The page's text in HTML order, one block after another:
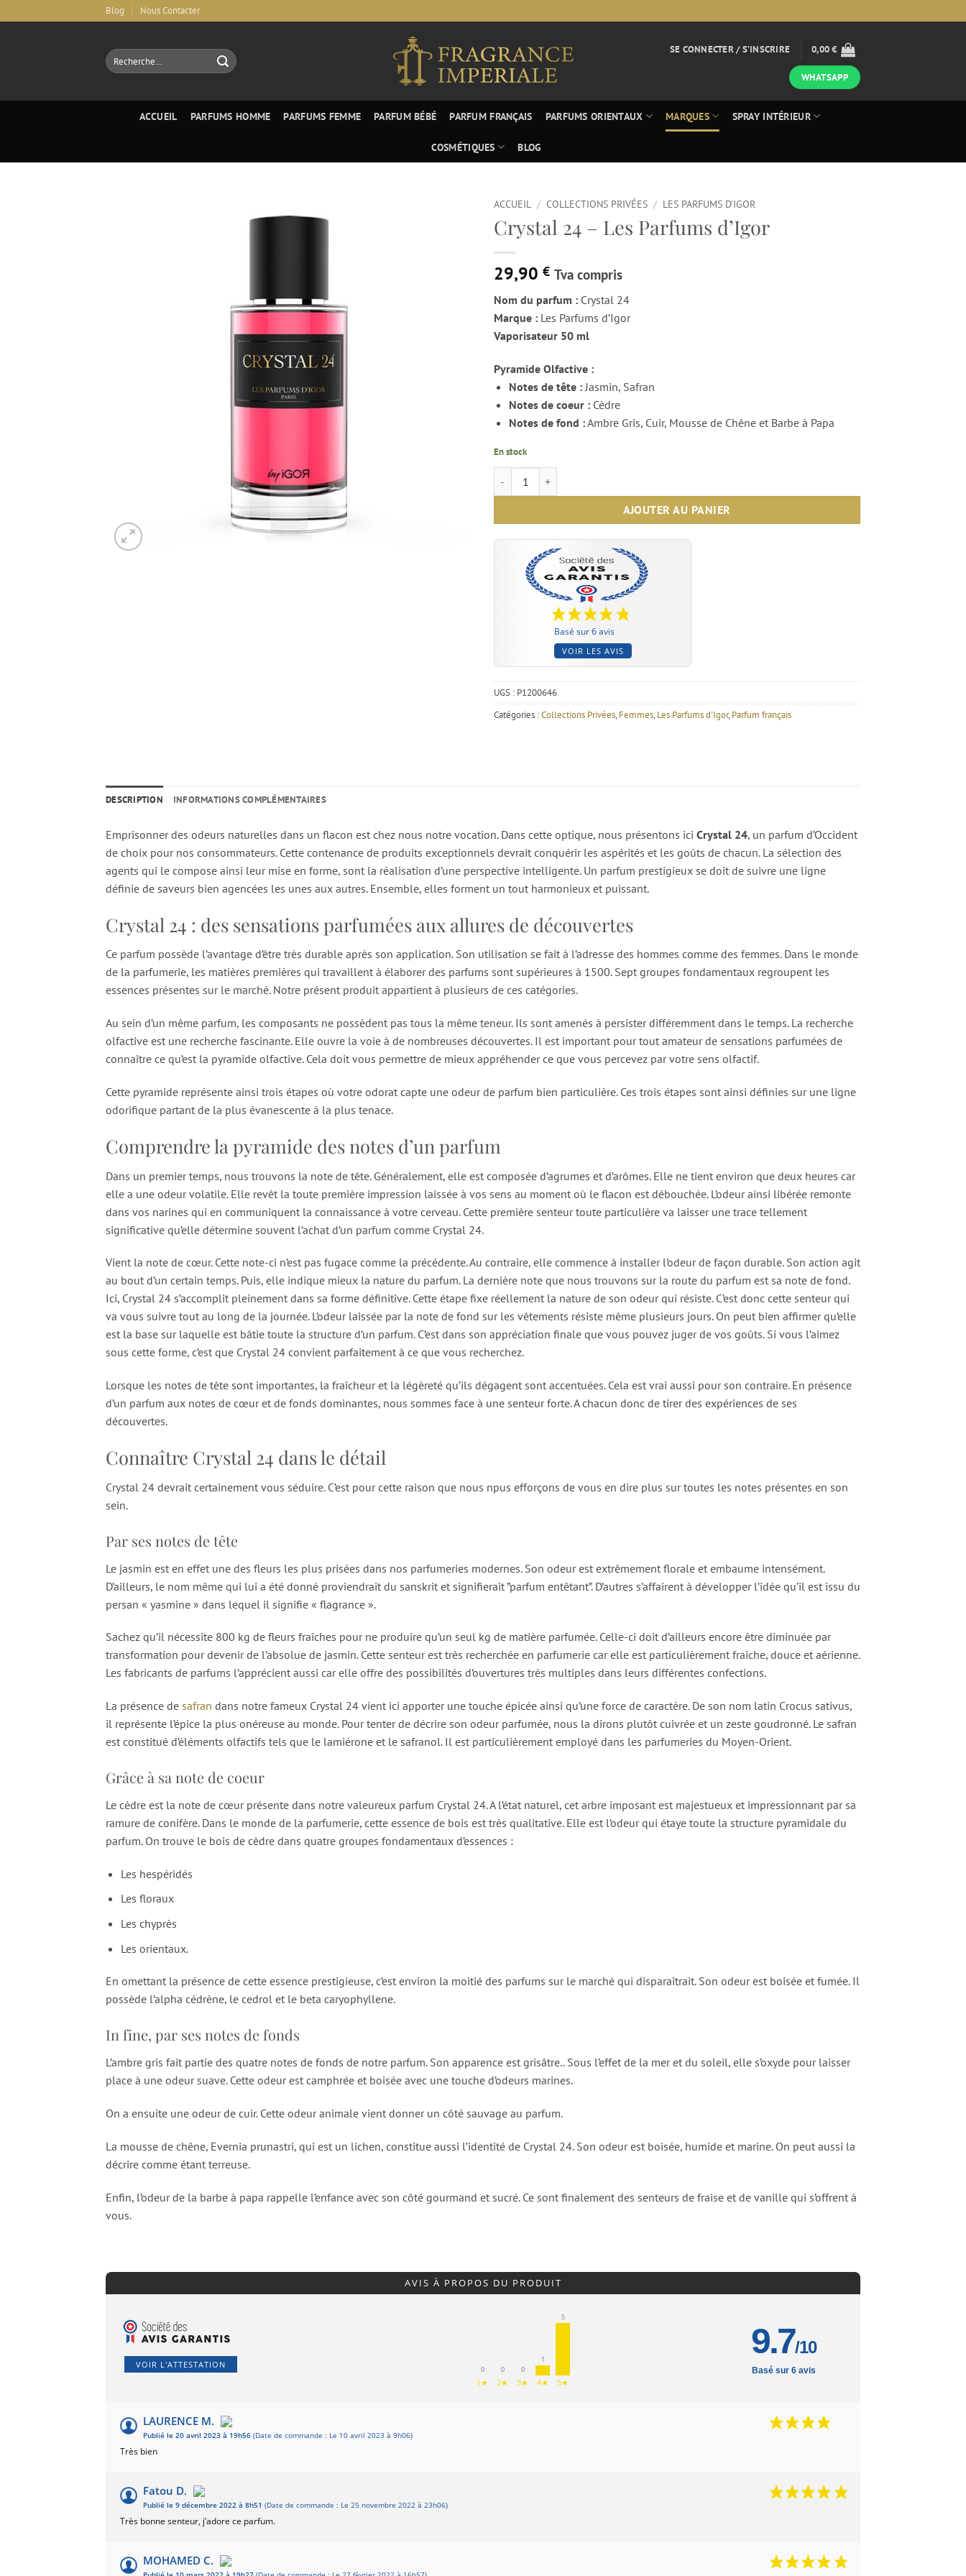
au
Blog Nous Contacter
Recherche
pour :
SE CONNECTER / S’INSCRIRE 0,00€
WHATSAPP
ACCUEIL PARFUMS HOMME PARFUMS FEMME PARFUM BÉBÉ PARFUM FRANÇAIS PARFUMS ORIENTAUX MARQUES SPRAY INTÉRIEUR
COSMÉTIQUES BLOG
ACCUEIL / COLLECTIONS PRIVÉES / LES PARFUMS D'IGOR
Crystal 24 – Les Parfums d’Igor
29,90 € Tva compris
Nom du parfum : Crystal 24
Marque : Les Parfums d’Igor
Vaporisateur 50 ml
Pyramide Olfactive :
Notes de tête :Jasmin, Safran
Notes de coeur :Cèdre
Notes de fond :Ambre Gris, Cuir, Mousse de Chêne et Barbe à Papa
En stock
quantité de Crystal 24 - Les Parfums d'Igor
AJOUTER AU PANIER
Basé sur 6 avis
VOIR LES AVIS
UGS : P1200646
Catégories :Collections Privées, Femmes, Les Parfums d'Igor, Parfum français
DESCRIPTION INFORMATIONS COMPLÉMENTAIRES
Emprisonner des odeurs naturelles dans un flacon est chez nous notre vocation. Dans cette optique, nous présentons ici Crystal 24, un parfum d’Occident
de choix pour nos consommateurs. Cette contenance de produits exceptionnels devrait conquérir les aspérités et les goûts de chacun. La sélection des
agents qui le compose ainsi leur mise en forme, sont la réalisation d’une perspective intelligente. Un parfum prestigieux se doit de suivre une ligne
définie de saveurs bien agencées les unes aux autres. Ensemble, elles forment un tout harmonieux et puissant.
Crystal 24 : des sensations parfumées aux allures de découvertes
Ce parfum possède l’avantage d’être très durable après son application. Son utilisation se fait à l’adresse des hommes comme des femmes. Dans le monde
de la parfumerie, les matières premières qui travaillent à élaborer des parfums sont supérieures à 1500. Sept groupes fondamentaux regroupent les
essences présentes sur le marché. Notre présent produit appartient à plusieurs de ces catégories.
Au sein d’un même parfum, les composants ne possèdent pas tous la même teneur. Ils sont amenés à persister différemment dans le temps. La recherche
olfactive est une recherche fascinante. Elle ouvre la voie à de nombreuses découvertes. Il est important pour tout amateur de sensations parfumées de
connaître ce qu’est la pyramide olfactive. Cela doit vous permettre de mieux appréhender ce que vous percevez par votre sens olfactif.
Cette pyramide représente ainsi trois étapes où votre odorat capte une odeur de parfum bien particulière. Ces trois étapes sont ainsi définies sur une ligne
odorifique partant de la plus évanescente à la plus tenace.
Comprendre la pyramide des notes d’un parfum
Dans un premier temps, nous trouvons la note de tête. Généralement, elle est composée d’agrumes et d’arômes. Elle ne tient environ que deux heures car
elle a une odeur volatile. Elle revêt la toute première impression laissée à vos sens au moment où le flacon est débouchée. L’odeur ainsi libérée remonte
dans vos narines qui en communiquent la connaissance à votre cerveau. Cette première senteur toute particulière va laisser une trace tellement
significative qu’elle détermine souvent l’achat d’un parfum comme Crystal 24.
Vient la note de cœur. Cette note-ci n’est pas fugace comme la précédente. Au contraire, elle commence à installer l’odeur de façon durable. Son action agit
au bout d’un certain temps. Puis, elle indique mieux la nature du parfum. La dernière note que nous trouvons sur la route du parfum est sa note de fond.
Ici, Crystal 24 s’accomplit pleinement dans sa forme définitive. Cette étape fixe réellement la nature de son odeur qui résiste. C’est donc cette senteur qui
va vous suivre tout au long de la journée. L’odeur laissée par la note de fond sur les vêtements résiste même plusieurs jours. On peut bien affirmer qu’elle
est la base sur laquelle est bâtie toute la structure d’un parfum. C’est dans son appréciation finale que vous pouvez juger de vos goûts. Si vous l’aimez
sous cette forme, c’est que Crystal 24 convient parfaitement à ce que vous recherchez.
Lorsque les notes de tête sont importantes, la fraîcheur et la légèreté qu’ils dégagent sont accentuées. Cela est vrai aussi pour son contraire. En présence
d’un parfum aux notes de cœur et de fonds dominantes, nous sommes face à une senteur forte. A chacun donc de tirer des expériences de ses
découvertes.
Connaître Crystal 24 dans le détail
Crystal 24 devrait certainement vous séduire. C’est pour cette raison que nous npus efforçons de vous en dire plus sur toutes les notes présentes en son
sein.
Par ses notes de tête
Le jasmin est en effet une des fleurs les plus prisées dans nos parfumeries modernes. Son odeur est extrêmement florale et embaume intensément.
D’ailleurs, le nom même qui lui a été donné proviendrait du sanskrit et signifierait ”parfum entêtant”. D’autres s’affairent à développer l’idée qu’il est issu du
persan « yasmine » dans lequel il signifie « flagrance ».
Sachez qu’il nécessite 800 kg de fleurs fraîches pour ne produire qu’un seul kg de matière parfumée. Celle-ci doit d’ailleurs encore être diminuée par
transformation pour devenir de l’absolue de jasmin. Cette senteur est très recherchée en parfumerie car elle est particulièrement fraîche, douce et aérienne.
Les fabricants de parfums l’apprécient aussi car elle offre des possibilités d’ouvertures très multiples dans leurs différentes confections.
La présence de safran dans notre fameux Crystal 24 vient ici apporter une touche épicée ainsi qu’une force de caractère. De son nom latin Crocus sativus,
il représente l’épice la plus onéreuse au monde. Pour tenter de décrire son odeur parfumée, nous la dirons plutôt cuivrée et un zeste goudronné. Le safran
est constitué d’éléments olfactifs tels que le lamiérone et le safranol. Il est particulièrement employé dans les parfumeries du Moyen-Orient.
Grâce à sa note de coeur
Le cèdre est la note de cœur présente dans notre valeureux parfum Crystal 24. A l’état naturel, cet arbre imposant est majestueux et impressionnant par sa
ramure de conifère. Dans le monde de la parfumerie, cette essence de bois est très qualitative. Elle est l’odeur qui étaye toute la structure pyramidale du
parfum. On trouve le bois de cèdre dans quatre groupes fondamentaux d’essences :
Les hespéridés
Les floraux
Les chyprès
Les orientaux.
En omettant la présence de cette essence prestigieuse, c’est environ la moitié des parfums sur le marché qui disparaîtrait. Son odeur est boisée et fumée. Il
possède l’alpha cédrène, le cedrol et le beta caryophyllene.
In fine, par ses notes de fonds
L’ambre gris fait partie des quatre notes de fonds de notre parfum. Son apparence est grisâtre.. Sous l’effet de la mer et du soleil, elle s’oxyde pour laisser
place à une odeur suave. Cette odeur est camphrée et boisée avec une touche d’odeurs marines.
On a ensuite une odeur de cuir. Cette odeur animale vient donner un côté sauvage au parfum.
La mousse de chêne, Evernia prunastri, qui est un lichen, constitue aussi l’identité de Crystal 24. Son odeur est boisée, humide et marine. On peut aussi la
décrire comme étant terreuse.
Enfin, l’odeur de la barbe à papa rappelle l’enfance avec son côté gourmand et sucré. Ce sont finalement des senteurs de fraise et de vanille qui s’offrent à
vous.
AVIS À PROPOS DU PRODUIT
VOIR L'ATTESTATION 0
1★
0
2★
0
3★
1
4★
5
5★
9.7/10
Basé sur 6 avis
LAURENCE M.
Publié le 20 avril 2023 à 19h56 (Date de commande : Le 10 avril 2023 à 9h06)
Très bien
Fatou D.
Publié le 9 décembre 2022 à 8h51 (Date de commande : Le 25 novembre 2022 à 23h06)
Très bonne senteur, j’adore ce parfum.
MOHAMED C.